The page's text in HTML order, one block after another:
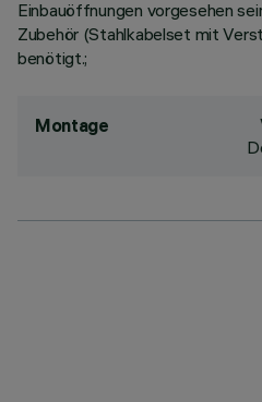
Einbauöffnungen vorgesehen
Zubehör (Stahlkabelset mit
benötigt.;
Montage